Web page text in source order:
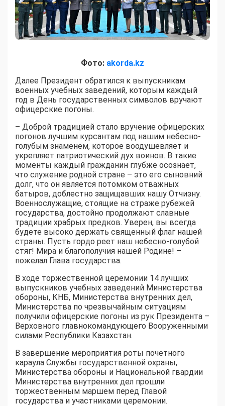
Фото: akorda.kz
Далее Президент обратился к выпускникам
военных учебных заведений, которым каждый
год в День государственных символов вручают
офицерские погоны.
– Доброй традицией стало вручение офицерских
погонов лучшим курсантам под нашим небесно-
голубым знаменем, которое воодушевляет и
укрепляет патриотический дух воинов. В такие
моменты каждый гражданин глубже осознает,
что служение родной стране – это его сыновний
долг, что он является потомком отважных
батыров, доблестно защищавших нашу Отчизну.
Военнослужащие, стоящие на страже рубежей
государства, достойно продолжают славные
традиции храбрых предков. Уверен, вы всегда
будете высоко держать священный флаг нашей
страны. Пусть гордо реет наш небесно-голубой
стяг! Мира и благополучия нашей Родине! –
пожелал Глава государства.
В ходе торжественной церемонии 14 лучших
выпускников учебных заведений Министерства
обороны, КНБ, Министерства внутренних дел,
Министерства по чрезвычайным ситуациям
получили офицерские погоны из рук Президента –
Верховного главнокомандующего Вооруженными
силами Республики Казахстан.
В завершение мероприятия роты почетного
караула Службы государственной охраны,
Министерства обороны и Национальной гвардии
Министерства внутренних дел прошли
торжественным маршем перед Главой
государства и участниками церемонии.